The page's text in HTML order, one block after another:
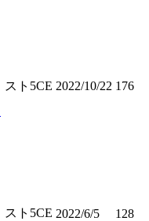
スト5CE 2022/10/22 176
スト5CE 2022/6/5 128